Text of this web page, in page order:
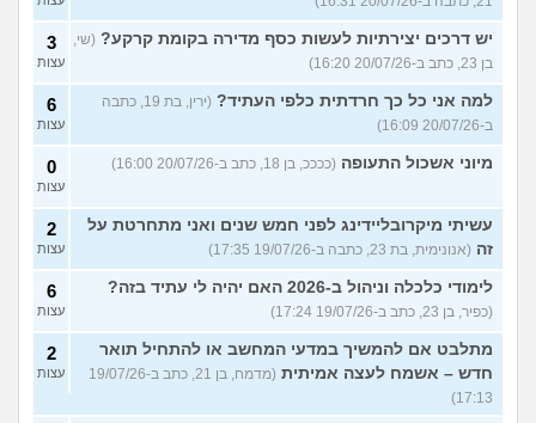
יש דרכים יצירתיות לעשות כסף מדירה בקומת קרקע? (שי,
בן 23, כתב ב-20/07/26 16:20)
3
עצות
למה אני כל כך חרדתית כלפי העתיד?
(ירין, בת 19, כתבה
ב-20/07/26 16:09)
6
עצות
מיוני אשכול התעופה (ככככ, בן 18, כתב ב-20/07/26 16:00) 0
עצות
עשיתי מיקרובליידינג לפני חמש שנים ואני מתחרטת על
זה (אנונימית, בת 23, כתבה ב-19/07/26 17:35)
2
עצות
לימודי כלכלה וניהול ב-2026 האם יהיה לי עתיד בזה?
(כפיר, בן 23, כתב ב-19/07/26 17:24)
6
עצות
מתלבט אם להמשיך במדעי המחשב או להתחיל תואר
חדש – אשמח לעצה אמיתית
(מדמח, בן 21, כתב ב-19/07/26
17:13)
2
עצות